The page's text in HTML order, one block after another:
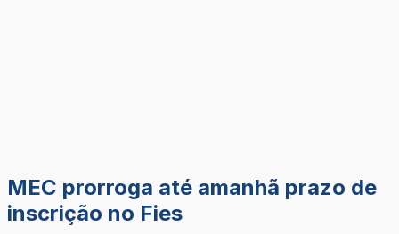
MEC prorroga até amanhã prazo de
inscrição no Fies